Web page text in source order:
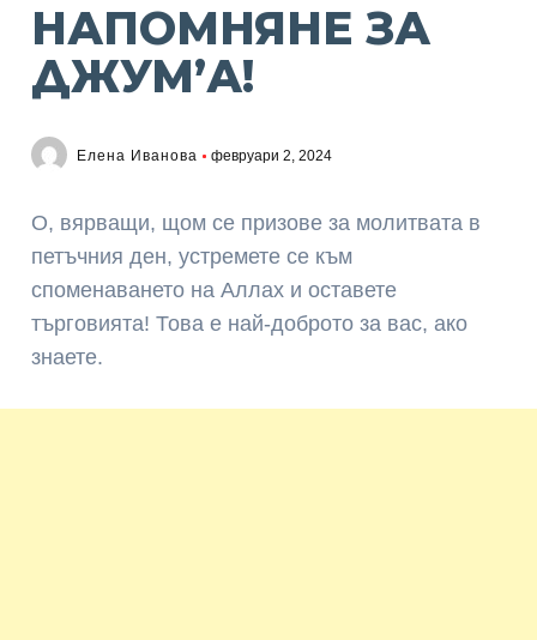
НАПОМНЯНЕ ЗА
ДЖУМ’А!
Елена Иванова февруари 2, 2024
О, вярващи, щом се призове за молитвата в
петъчния ден, устремете се към
споменаването на Аллах и оставете
търговията! Това е най-доброто за вас, ако
знаете.